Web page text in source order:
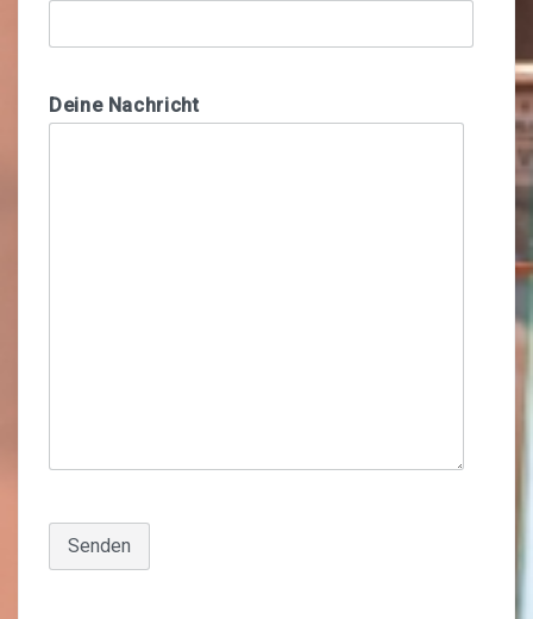
Deine Nachricht